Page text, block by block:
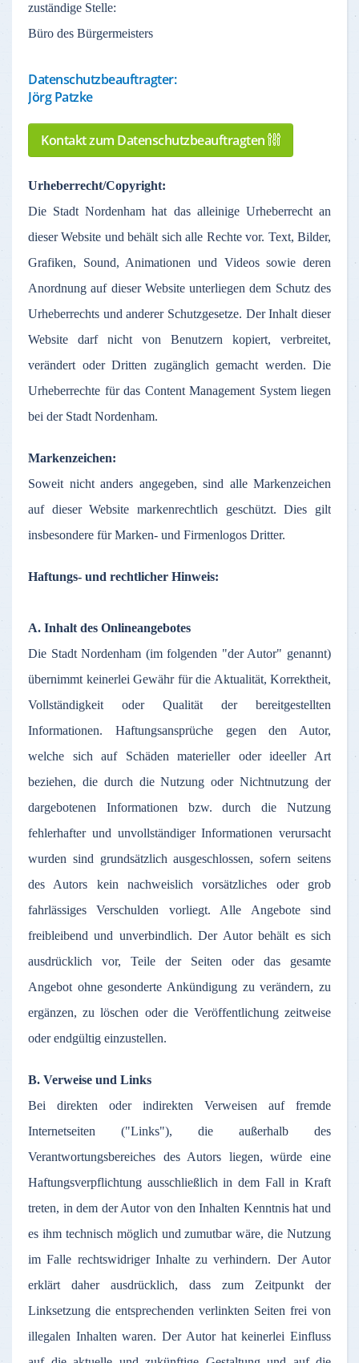
zuständige Stelle:
Büro des Bürgermeisters
Datenschutzbeauftragter:
Jörg Patzke
Kontakt zum Datenschutzbeauftragten
Urheberrecht/Copyright:
Die StadtNordenham hat das alleinige Urheberrechtan
dieserWebsite undbehält sich alle Rechte vor. Text,Bilder,
Grafiken, Sound, Animationen und Videossowie deren
Anordnung auf dieserWebsiteunterliegen dem Schutzdes
Urheberrechts undanderer Schutzgesetze. Der Inhalt dieser
Website darf nicht von Benutzern kopiert, verbreitet,
verändert oder Dritten zugänglich gemacht werden. Die
Urheberrechte für das Content Management System liegen
bei der Stadt Nordenham.
Markenzeichen:
Soweit nicht anders angegeben, sind alle Markenzeichen
auf dieserWebsitemarkenrechtlich geschützt. Dies gilt
insbesondere für Marken- und Firmenlogos Dritter.
Haftungs- und rechtlicher Hinweis:
A. Inhalt des Onlineangebotes
Die Stadt Nordenham (im folgenden "der Autor" genannt)
übernimmt keinerlei Gewähr fürdie Aktualität, Korrektheit,
Vollständigkeit
oder Qualität der
bereitgestellten
Informationen. Haftungsansprüche gegen den Autor,
welche
sich auf Schäden materieller oder ideellerArt
beziehen, die durch dieNutzung oder Nichtnutzung der
dargebotenen
Informationen bzw.durch dieNutzung
fehlerhafterund unvollständiger Informationen verursacht
wurden sind grundsätzlich ausgeschlossen,sofern seitens
des Autors kein nachweislich vorsätzliches oder
grob
fahrlässiges
Verschulden vorliegt. Alle Angebote
sind
freibleibend und unverbindlich.Der Autor behält es sich
ausdrücklich
vor, Teile der Seiten oder das
gesamte
Angebot ohne gesonderte Ankündigung zu verändern,zu
ergänzen,zu löschen oderdie Veröffentlichung zeitweise
oder endgültig einzustellen.
B. Verweise und Links
Bei
direkten oder indirekten Verweisen auf
fremde
Internetseiten ("Links"), die außerhalb des
Verantwortungsbereiches des Autors liegen,würde eine
Haftungsverpflichtung ausschließlich indem Fall in Kraft
treten, indem der Autorvon denInhalten Kenntnishat und
es ihm technisch möglich undzumutbar wäre, die Nutzung
im Falle rechtswidriger Inhalte zu verhindern. Der Autor
erklärt
daher ausdrücklich, dass zum Zeitpunkt
der
Linksetzung die entsprechenden verlinkten Seiten frei von
illegalen Inhalten waren.Der Autorhatkeinerlei Einfluss